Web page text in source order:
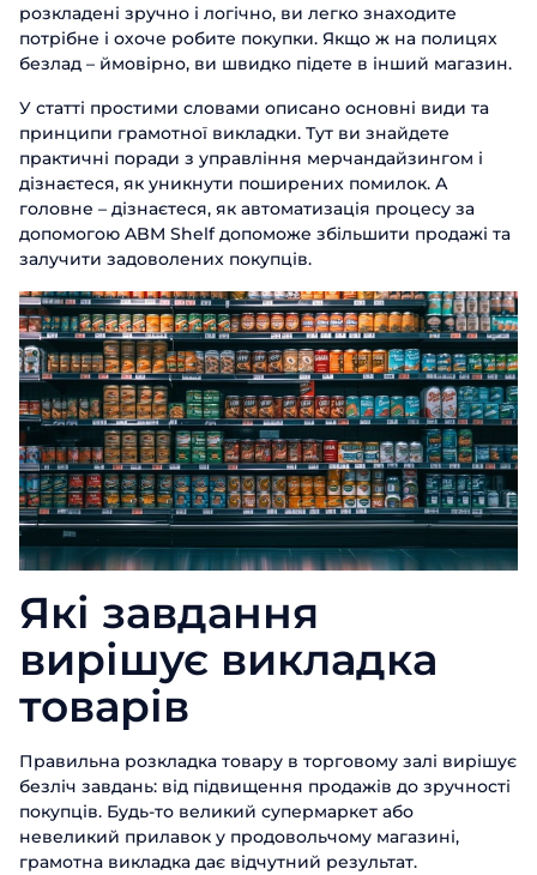
розкладені зручно і логічно, ви легко знаходите
потрібне і охоче робите покупки. Якщо ж на полицях
безлад – ймовірно, ви швидко підете в інший магазин.
У статті простими словами описано основні види та
принципи грамотної викладки. Тут ви знайдете
практичні поради з управління мерчандайзингом і
дізнаєтеся, як уникнути поширених помилок. А
головне – дізнаєтеся, як автоматизація процесу за
допомогою ABM Shelf допоможе збільшити продажі та
залучити задоволених покупців.
Які завдання
вирішує викладка
товарів
Правильна розкладка товару в торговому залі вирішує
безліч завдань: від підвищення продажів до зручності
покупців. Будь-то великий супермаркет або
невеликий прилавок у продовольчому магазині,
грамотна викладка дає відчутний результат.